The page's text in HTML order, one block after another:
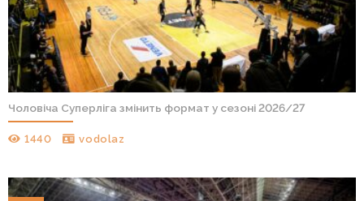
Чоловіча Суперліга змінить формат у сезоні 2026/27
1440 vodolaz